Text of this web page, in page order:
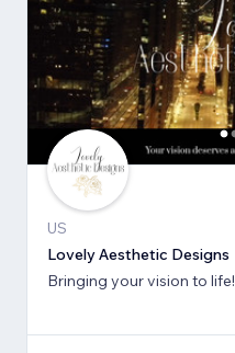
US
Lovely Aesthetic Designs
Bringing your vision to life!